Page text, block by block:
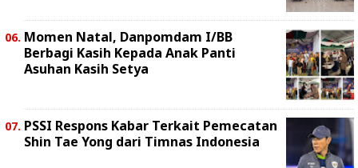
Momen Natal, Danpomdam I/BB
Berbagi Kasih Kepada Anak Panti
Asuhan Kasih Setya
PSSI Respons Kabar Terkait Pemecatan
Shin Tae Yong dari Timnas Indonesia